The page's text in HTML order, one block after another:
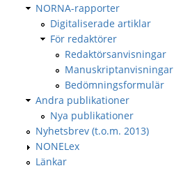
NORNA-rapporter
Digitaliserade artiklar
För redaktörer
Redaktörsanvisningar
Manuskriptanvisningar
Bedömningsformulär
Andra publikationer
Nya publikationer
Nyhetsbrev (t.o.m. 2013)
NONELex
Länkar